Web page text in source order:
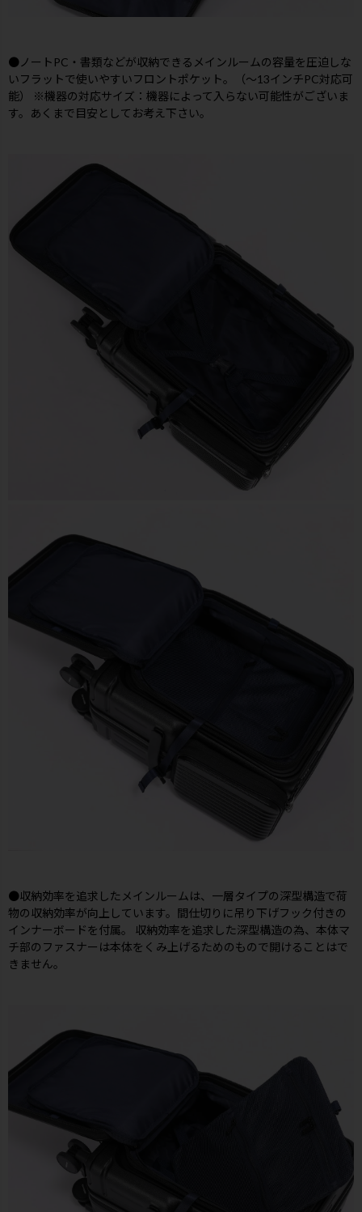
●ノートPC・書類などが収納できるメインルームの容量を圧迫しな
いフラットで使いやすいフロントポケット。（～13インチPC対応可
能） ※機器の対応サイズ：機器によって入らない可能性がございま
す。あくまで目安としてお考え下さい。
●収納効率を追求したメインルームは、一層タイプの深型構造で荷
物の収納効率が向上しています。間仕切りに吊り下げフック付きの
インナーボードを付属。 収納効率を追求した深型構造の為、本体マ
チ部のファスナーは本体をくみ上げるためのもので開けることはで
きません。